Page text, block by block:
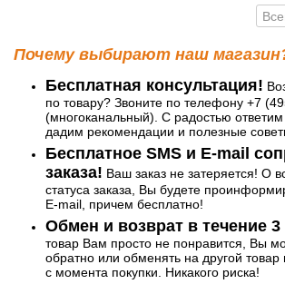
Почему выбирают наш
Бесплатная консультация!
по товару? Звоните по телефону +7
(многоканальный). С радостью
дадим рекомендации и полезные
Бесплатное SMS и E-mail
заказа! Ваш заказ не затеряется! О
статуса заказа, Вы будете
E-mail, причем бесплатно!
Обмен и возврат в течение 3
товар Вам просто не понравится, Вы
обратно или обменять на другой товар
с момента покупки. Никакого риска!